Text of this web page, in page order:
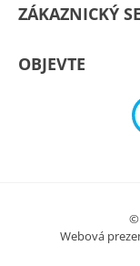
Lombardie
ZÁKAZNICKÝ
OBJEVTE
©
Webová